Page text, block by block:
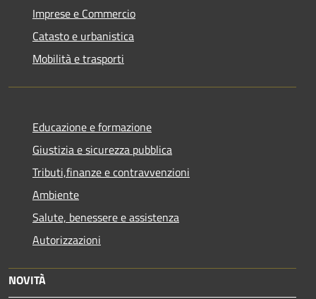
Imprese e Commercio
Catasto e urbanistica
Mobilità e trasporti
Educazione e formazione
Giustizia e sicurezza pubblica
Tributi,finanze e contravvenzioni
Ambiente
Salute, benessere e assistenza
Autorizzazioni
NOVITÀ